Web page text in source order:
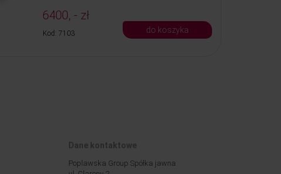
6400, - zł
Kod: 7103 do koszyka
Dane kontaktowe
Poplawska Group Spółka jawna